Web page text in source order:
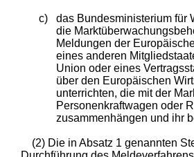
c)
das Bundesministerium für
die
Meldungen der
eines anderen
Union oder eines
über den Europäischen
unterrichten, die mit der
Personenkraftwagen oder
zusammenhängen und ihr
(2) Die in Absatz 1 genannten